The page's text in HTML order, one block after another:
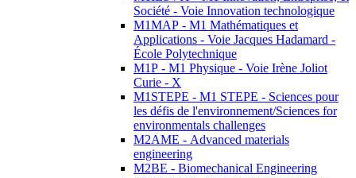
Société - Voie Innovation technologique
M1MAP - M1 Mathématiques et
Applications - Voie Jacques Hadamard -
École Polytechnique
M1P - M1 Physique - Voie Irène Joliot
Curie - X
M1STEPE - M1 STEPE - Sciences pour
les défis de l'environnement/Sciences for
environmentals challenges
M2AME - Advanced materials
engineering
M2BE - Biomechanical Engineering